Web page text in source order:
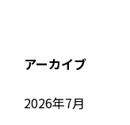
アーカイブ
2026年7月